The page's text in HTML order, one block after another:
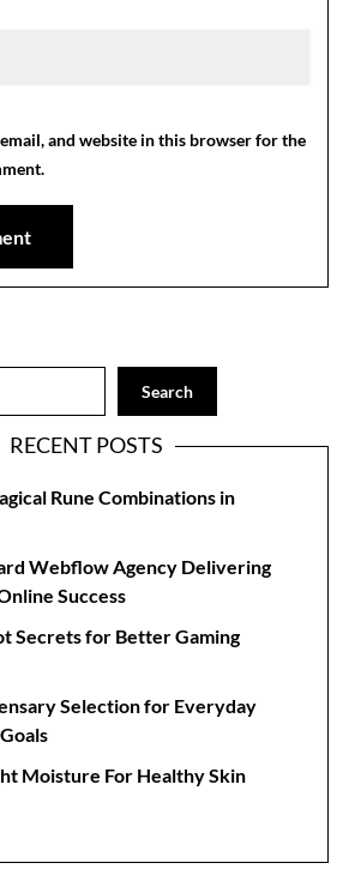
email, and website in this browser for the
Search
RECENT POSTS
Rune Combinations in
Webflow Agency Delivering
Success
Secrets for Better Gaming
Selection for Everyday
Moisture For Healthy Skin